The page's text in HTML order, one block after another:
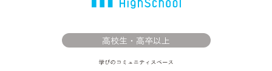
高校生・高卒以上